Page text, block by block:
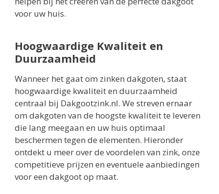
voor uw huis.
Hoogwaardige Kwaliteit en
Duurzaamheid
Wanneer het gaat om zinken dakgoten, staat
hoogwaardige kwaliteit en duurzaamheid
centraal bij Dakgootzink.nl. We streven ernaar
om dakgoten van de hoogste kwaliteit te leveren
die lang meegaan en uw huis optimaal
beschermen tegen de elementen. Hieronder
ontdekt u meer over de voordelen van zink, onze
competitieve prijzen en eventuele aanbiedingen
voor een dakgoot op maat.